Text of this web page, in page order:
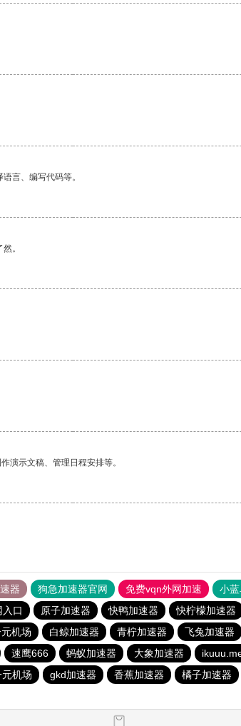
言、编写代码等。
。
演示文稿、管理日程安排等。
器 狗急加速器官网 免费vqn外网加速 小
口 原子加速器 快鸭加速器 快柠檬加速器
机场 白鲸加速器 青柠加速器 飞兔加速器
速鹰666 蚂蚁加速器 大象加速器
元机场 gkd加速器 香蕉加速器 橘子加速器